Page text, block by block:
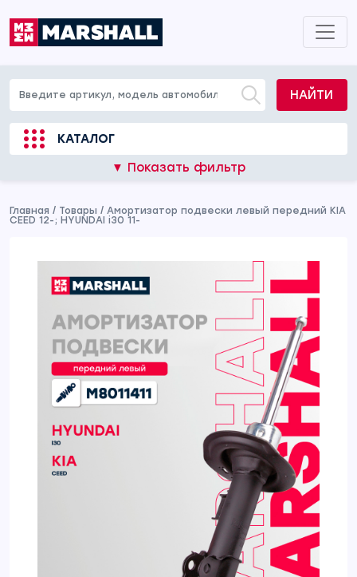
НАЙТИ
КАТАЛОГ
▼ Показать фильтр
Главная / Товары / Амортизатор подвески левый передний KIA
CEED 12-; HYUNDAI i30 11-